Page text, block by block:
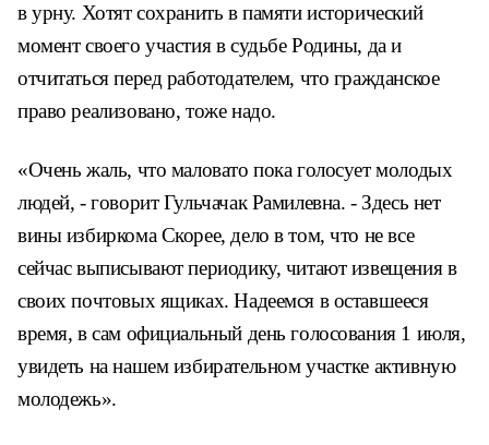
в урну. Хотят сохранить в памяти исторический
момент своего участия в судьбе Родины, да и
отчитаться перед работодателем, что гражданское
право реализовано, тоже надо.
«Очень жаль, что маловато пока голосует молодых
людей, - говорит Гульчачак Рамилевна. - Здесь нет
вины избиркома Скорее, дело в том, что не все
сейчас выписывают периодику, читают извещения в
своих почтовых ящиках. Надеемся в оставшееся
время, в сам официальный день голосования 1 июля,
увидеть на нашем избирательном участке активную
молодежь».